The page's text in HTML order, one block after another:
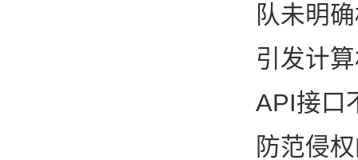
队未明
引发计
API接口
防范侵